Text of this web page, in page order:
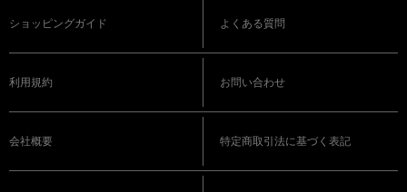
ショッピングガイド よくある質問
利用規約 お問い合わせ
会社概要 特定商取引法に基づく表記